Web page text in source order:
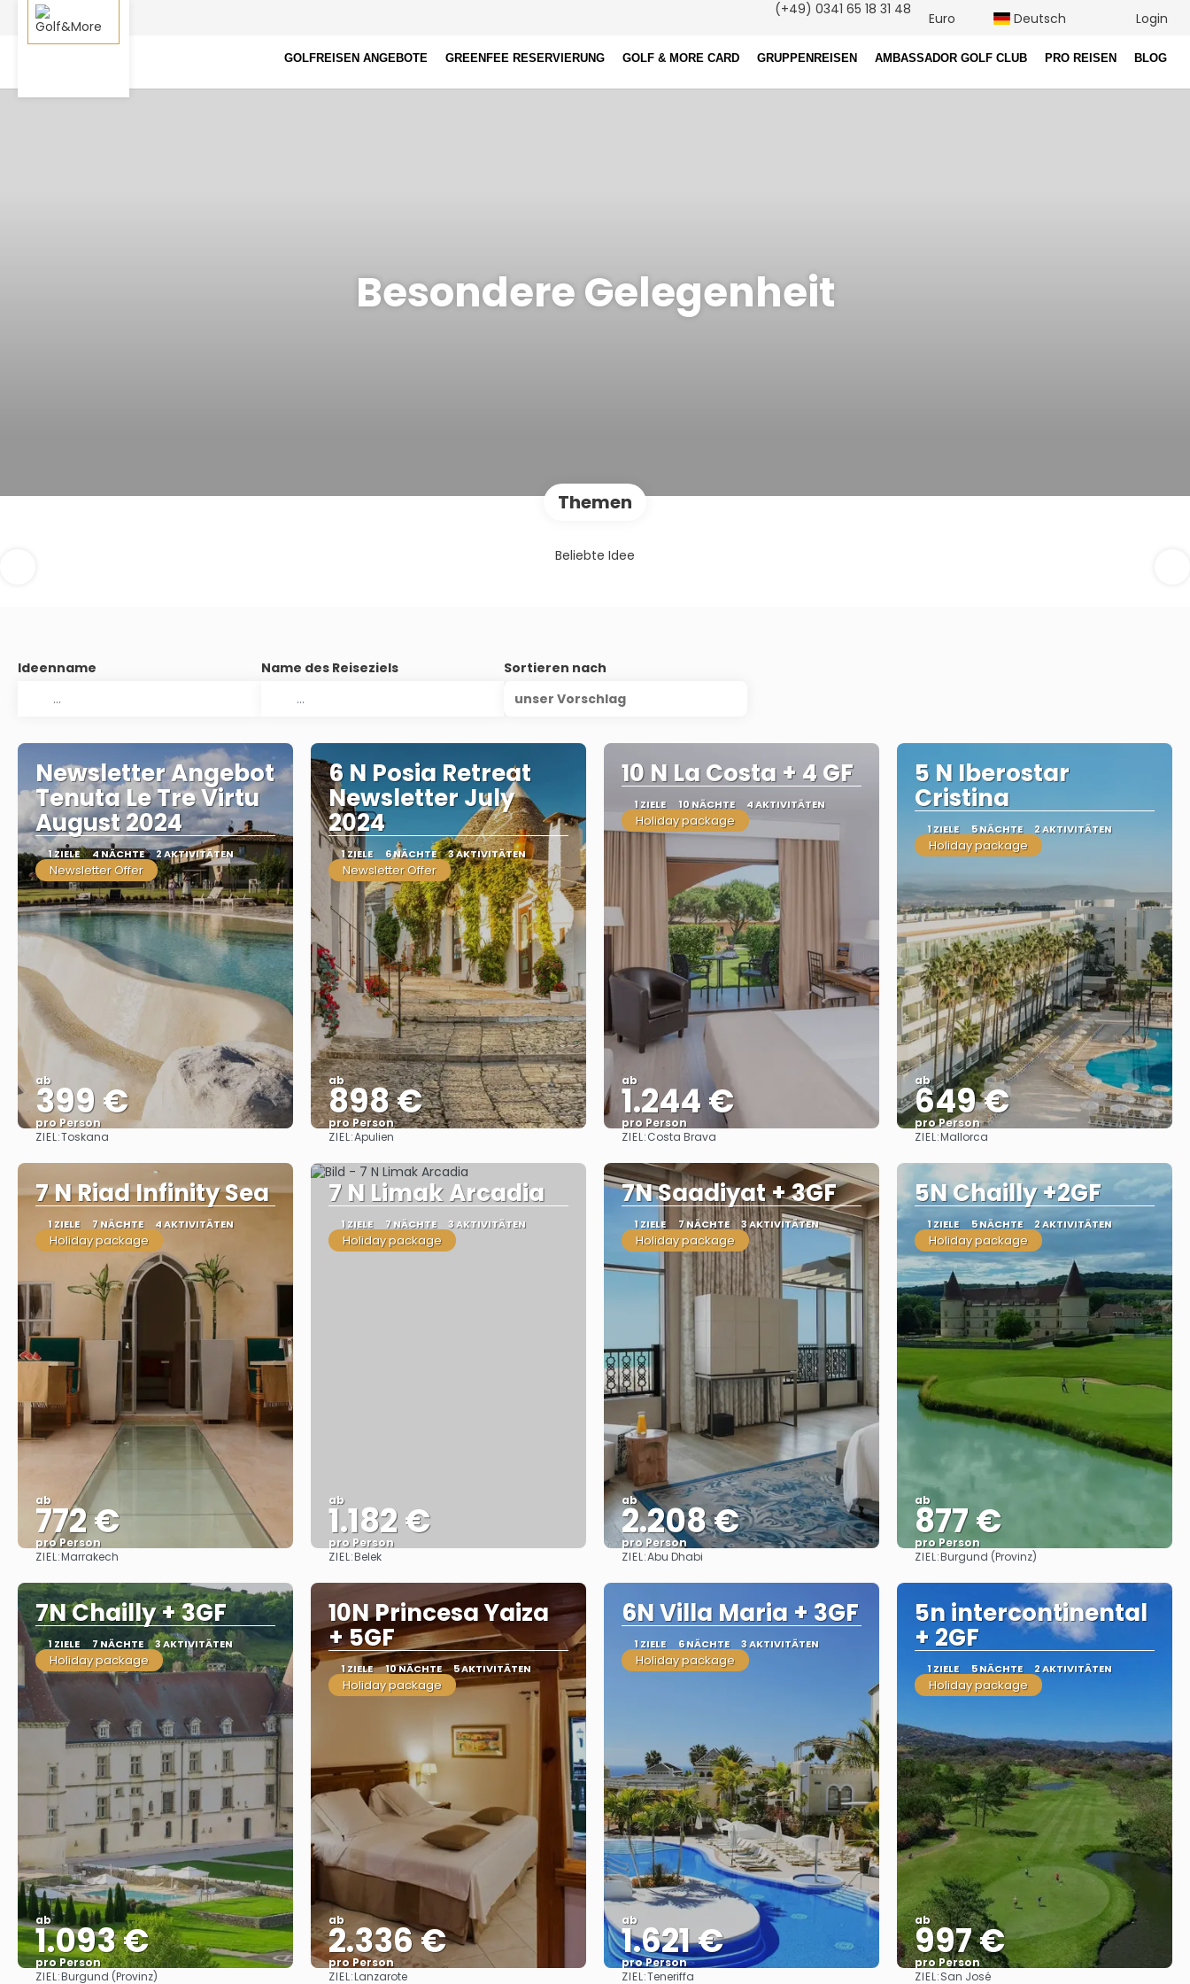
GOLFREISEN ANGEBOTE GREENFEE RESERVIERUNG GOLF & MORE CARD GRUPPENREISEN AMBASSADOR GOLF CLUB PRO REISEN BLOG
(+49) 0341 65 18 31 48
Euro Deutsch Login
Besondere Gelegenheit
Themen
Beliebte Idee
Ideenname Name des Reiseziels
Sortieren nach
unser Vorschlag
Newsletter Angebot
Tenuta Le Tre Virtu
August 2024
1 ZIELE 4 NÄCHTE 2 AKTIVITÄTEN
Newsletter Offer
ab
399 €
pro Person
ZIEL:Toskana
6 N Posia Retreat
Newsletter July
2024
1 ZIELE 6 NÄCHTE 3 AKTIVITÄTEN
Newsletter Offer
ab
898 €
pro Person
ZIEL:Apulien
10 N La Costa + 4 GF
1 ZIELE 10 NÄCHTE 4 AKTIVITÄTEN
Holiday package
ab
1.244 €
pro Person
ZIEL:Costa Brava
5 N Iberostar
Cristina
1 ZIELE 5 NÄCHTE 2 AKTIVITÄTEN
Holiday package
ab
649 €
pro Person
ZIEL:Mallorca
7 N Riad Infinity Sea
1 ZIELE 7 NÄCHTE 4 AKTIVITÄTEN
Holiday package
ab
772 €
pro Person
ZIEL:Marrakech
7 N Limak Arcadia
1 ZIELE 7 NÄCHTE 3 AKTIVITÄTEN
Holiday package
ab
1.182 €
pro Person
ZIEL:Belek
7N Saadiyat + 3GF
1 ZIELE 7 NÄCHTE 3 AKTIVITÄTEN
Holiday package
ab
2.208 €
pro Person
ZIEL:Abu Dhabi
5N Chailly +2GF
1 ZIELE 5 NÄCHTE 2 AKTIVITÄTEN
Holiday package
ab
877 €
pro Person
Sehen
ZIEL:Burgund (Provinz)
7N Chailly + 3GF
1 ZIELE 7 NÄCHTE 3 AKTIVITÄTEN
Holiday package
ab
1.093 €
pro Person
ZIEL:Burgund (Provinz)
10N Princesa Yaiza
+ 5GF
1 ZIELE 10 NÄCHTE 5 AKTIVITÄTEN
Holiday package
ab
2.336 €
pro Person
ZIEL:Lanzarote
6N Villa Maria + 3GF
1 ZIELE 6 NÄCHTE 3 AKTIVITÄTEN
Holiday package
ab
1.621 €
pro Person
ZIEL:Teneriffa
5n intercontinental
+ 2GF
1 ZIELE 5 NÄCHTE 2 AKTIVITÄTEN
Holiday package
ab
997 €
pro Person
ZIEL:San José